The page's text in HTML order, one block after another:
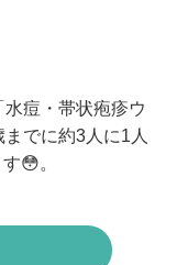
水痘・帯状疱疹ウ
でに約3人に1人
😳。